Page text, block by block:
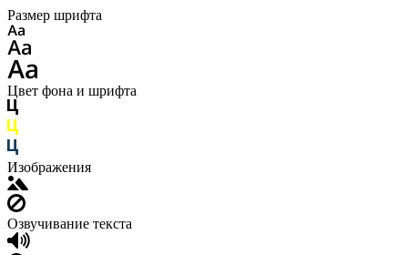
Размер шрифта
Цвет фона и шрифта
Изображения
Озвучивание текста